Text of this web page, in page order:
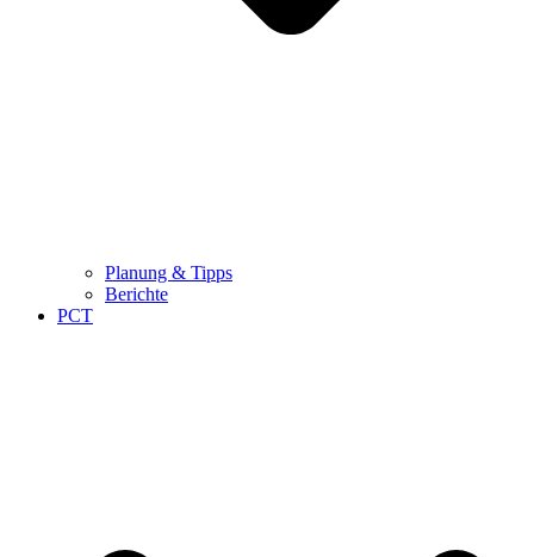
Planung & Tipps
Berichte
PCT